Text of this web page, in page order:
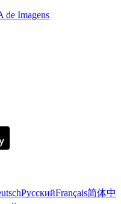
de Imagens
РусскийFrançais简体中